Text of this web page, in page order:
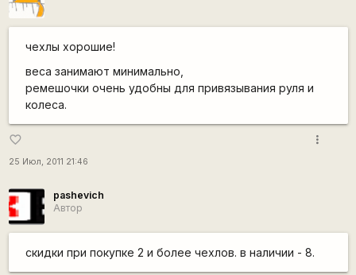
чехлы хорошие!
веса занимают минимально,
ремешочки очень удобны для привязывания руля и
колеса.
favorite_border
25 Июл, 2011 21:46
more_vert
pashevich
Автор
скидки при покупке 2 и более чехлов. в наличии - 8.